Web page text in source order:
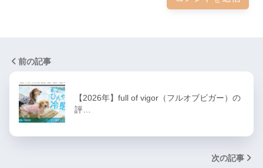
前の記事
【2026年】full of vigor（フルオブビガー）の
評…
次の記事